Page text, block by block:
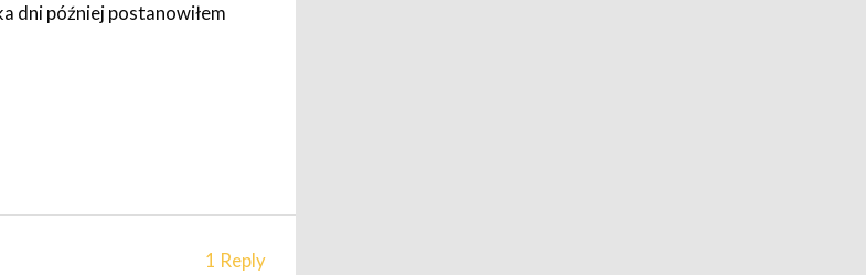
dni później postanowiłem
1 Reply